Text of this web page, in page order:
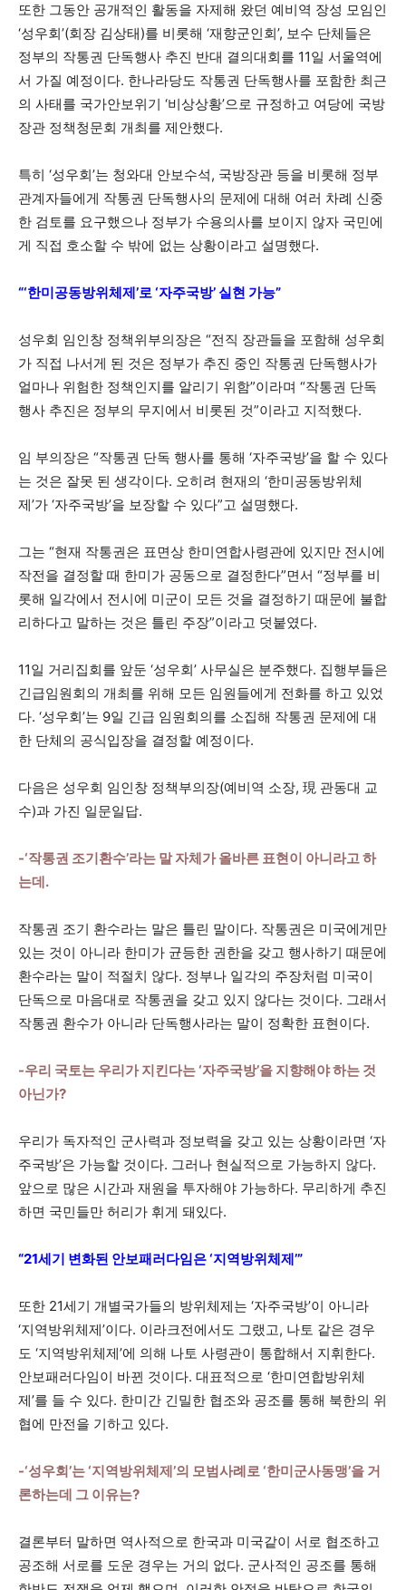
또한 그동안 공개적인 활동을 자제해 왔던 예비역 장성 모임인
‘성우회’(회장 김상태)를 비롯해 ‘재향군인회’, 보수 단체들은
정부의 작통권 단독행사 추진 반대 결의대회를 11일 서울역에
서 가질 예정이다. 한나라당도 작통권 단독행사를 포함한 최근
의 사태를 국가안보위기 ‘비상상황’으로 규정하고 여당에 국방
장관 정책청문회 개최를 제안했다.
특히 ‘성우회’는 청와대 안보수석, 국방장관 등을 비롯해 정부
관계자들에게 작통권 단독행사의 문제에 대해 여러 차례 신중
한 검토를 요구했으나 정부가 수용의사를 보이지 않자 국민에
게 직접 호소할 수 밖에 없는 상황이라고 설명했다.
“‘한미공동방위체제’로 ‘자주국방’ 실현 가능”
성우회 임인창 정책위부의장은 “전직 장관들을 포함해 성우회
가 직접 나서게 된 것은 정부가 추진 중인 작통권 단독행사가
얼마나 위험한 정책인지를 알리기 위함”이라며 “작통권 단독
행사 추진은 정부의 무지에서 비롯된 것”이라고 지적했다.
임 부의장은 “작통권 단독 행사를 통해 ‘자주국방’을 할 수 있다
는 것은 잘못 된 생각이다. 오히려 현재의 ‘한미공동방위체
제’가 ‘자주국방’을 보장할 수 있다”고 설명했다.
그는 “현재 작통권은 표면상 한미연합사령관에 있지만 전시에
작전을 결정할 때 한미가 공동으로 결정한다”면서 “정부를 비
롯해 일각에서 전시에 미군이 모든 것을 결정하기 때문에 불합
리하다고 말하는 것은 틀린 주장”이라고 덧붙였다.
11일 거리집회를 앞둔 ‘성우회’ 사무실은 분주했다. 집행부들은
긴급임원회의 개최를 위해 모든 임원들에게 전화를 하고 있었
다. ‘성우회’는 9일 긴급 임원회의를 소집해 작통권 문제에 대
한 단체의 공식입장을 결정할 예정이다.
다음은 성우회 임인창 정책부의장(예비역 소장, 現 관동대 교
수)과 가진 일문일답.
-‘작통권 조기환수’라는 말 자체가 올바른 표현이 아니라고 하
는데.
작통권 조기 환수라는 말은 틀린 말이다. 작통권은 미국에게만
있는 것이 아니라 한미가 균등한 권한을 갖고 행사하기 때문에
환수라는 말이 적절치 않다. 정부나 일각의 주장처럼 미국이
단독으로 마음대로 작통권을 갖고 있지 않다는 것이다. 그래서
작통권 환수가 아니라 단독행사라는 말이 정확한 표현이다.
-우리 국토는 우리가 지킨다는 ‘자주국방’을 지향해야 하는 것
아닌가?
우리가 독자적인 군사력과 정보력을 갖고 있는 상황이라면 ‘자
주국방’은 가능할 것이다. 그러나 현실적으로 가능하지 않다.
앞으로 많은 시간과 재원을 투자해야 가능하다. 무리하게 추진
하면 국민들만 허리가 휘게 돼있다.
“21세기 변화된 안보패러다임은 ‘지역방위체제’”
또한 21세기 개별국가들의 방위체제는 ‘자주국방’이 아니라
‘지역방위체제’이다. 이라크전에서도 그랬고, 나토 같은 경우
도 ‘지역방위체제’에 의해 나토 사령관이 통합해서 지휘한다.
안보패러다임이 바뀐 것이다. 대표적으로 ‘한미연합방위체
제’를 들 수 있다. 한미간 긴밀한 협조와 공조를 통해 북한의 위
협에 만전을 기하고 있다.
-‘성우회’는 ‘지역방위체제’의 모범사례로 ‘한미군사동맹’을 거
론하는데 그 이유는?
결론부터 말하면 역사적으로 한국과 미국같이 서로 협조하고
공조해 서로를 도운 경우는 거의 없다. 군사적인 공조를 통해